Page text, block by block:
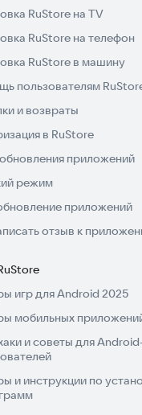
RuStore на TV
RuStore на телефон
RuStore в машину
пользователям
и возвраты
в RuStore
приложений
режим
приложений
отзыв к
игр для Android 2025
мобильных
и советы для
и инструкции по